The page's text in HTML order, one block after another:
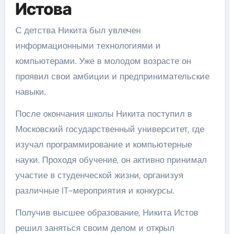
Истова
С детства Никита был увлечен
информационными технологиями и
компьютерами. Уже в молодом возрасте он
проявил свои амбиции и предпринимательские
навыки.
После окончания школы Никита поступил в
Московский государственный университет, где
изучал программирование и компьютерные
науки. Проходя обучение, он активно принимал
участие в студенческой жизни, организуя
различные IT-мероприятия и конкурсы.
Получив высшее образование, Никита Истов
решил заняться своим делом и открыл